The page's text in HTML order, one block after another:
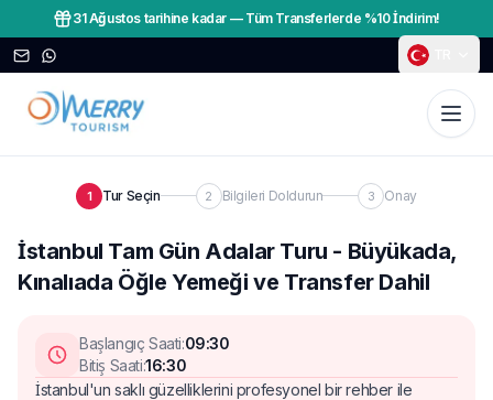
31 Ağustos tarihine kadar — Tüm Transferlerde %10 İndirim!
1 Tur Seçin 2 Bilgileri Doldurun 3 Onay
İstanbul Tam Gün Adalar Turu - Büyükada,
Kınalıada Öğle Yemeği ve Transfer Dahil
Başlangıç Saati:09:30
Bitiş Saati:16:30
İstanbul'un saklı güzelliklerini profesyonel bir rehber ile